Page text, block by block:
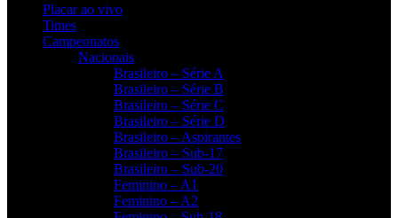
Placar ao vivo
Times
Campeonatos
Nacionais
Brasileiro – Série A
Brasileiro – Série B
Brasileiro – Série C
Brasileiro – Série D
Brasileiro – Aspirantes
Brasileiro – Sub-17
Brasileiro – Sub-20
Feminino – A1
Feminino – A2